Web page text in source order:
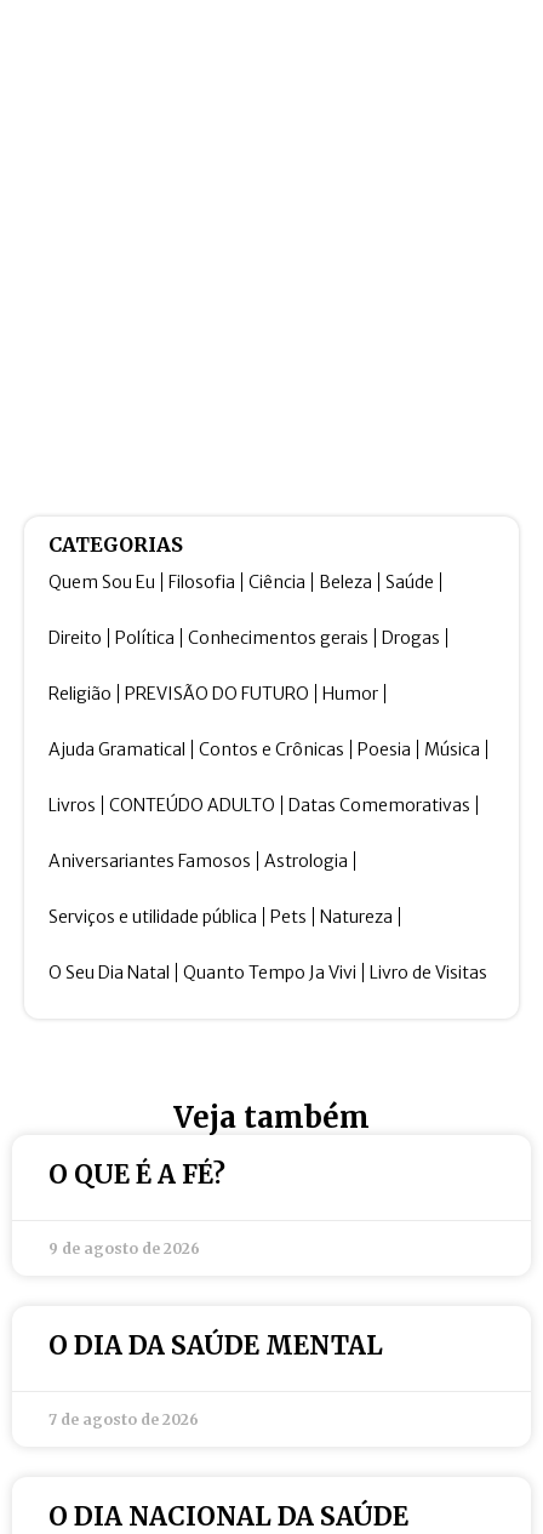
CATEGORIAS
Quem Sou Eu Filosofia Ciência Beleza Saúde
Direito Política Conhecimentos gerais Drogas
Religião PREVISÃO DO FUTURO Humor
Ajuda Gramatical Contos e Crônicas Poesia Música
Livros CONTEÚDO ADULTO Datas Comemorativas
Aniversariantes Famosos Astrologia
Serviços e utilidade pública Pets Natureza
O Seu Dia Natal Quanto Tempo Ja Vivi Livro de Visitas
Veja também
O QUE É A FÉ?
9 de agosto de 2026
O DIA DA SAÚDE MENTAL
7 de agosto de 2026
O DIA NACIONAL DA SAÚDE